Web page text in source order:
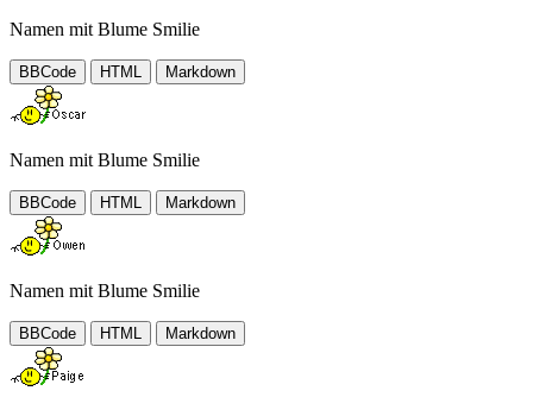
Namen mit Blume Smilie
BBCode HTML Markdown
Namen mit Blume Smilie
BBCode HTML Markdown
Namen mit Blume Smilie
BBCode HTML Markdown